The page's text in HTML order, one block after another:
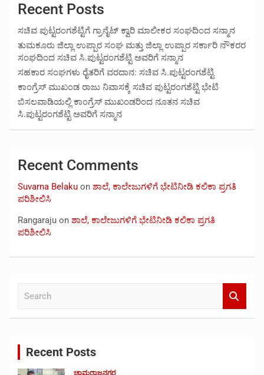
Recent Posts
ಸಚಿವ ಪುಟ್ಟರಂಗಶೆಟ್ಟಿಗೆ ಗ್ರಾನೈಟ್ ಕ್ವಾರಿ ಮಾಲೀಕರ ಸಂಘದಿಂದ ಸನ್ಮಾನ
ತುಮಕೂರು ಜಿಲ್ಲಾ ಉಪ್ಪಾರ ಸಂಘ ಮತ್ತು ಜಿಲ್ಲಾ ಉಪ್ಪಾರ ಸರ್ಕಾರಿ ನೌಕರರ
ಸಂಘದಿಂದ ಸಚಿವ ಸಿ.ಪುಟ್ಟರಂಗಶೆಟ್ಟಿ ಅವರಿಗೆ ಸನ್ಮಾನ
ಸಹಕಾರ ಸಂಘಗಳು ರೈತರಿಗೆ ವರದಾನ: ಸಚಿವ ಸಿ.ಪುಟ್ಟರಂಗಶೆಟ್ಟಿ
ಕಾಂಗ್ರೆಸ್ ಮುಖಂಡ ರಾಜು ನಿವಾಸಕ್ಕೆ ಸಚಿವ ಪುಟ್ಟರಂಗಶೆಟ್ಟಿ ಭೇಟಿ
ಬಿಸಲವಾಡಿಯಲ್ಲಿ ಕಾಂಗ್ರೆಸ್ ಮುಖಂಡರಿಂದ ನೂತನ ಸಚಿವ
ಸಿ.ಪುಟ್ಟರಂಗಶೆಟ್ಟಿ ಅವರಿಗೆ ಸನ್ಮಾನ
Recent Comments
Suvarna Belaku on ಶಾಲೆ, ಕಾಲೇಜುಗಳಿಗೆ ಭೇಟಿನೀಡಿ ಕಲಿಕಾ ಪ್ರಗತಿ
ಪರಿಶೀಲಿಸಿ
Rangaraju on ಶಾಲೆ, ಕಾಲೇಜುಗಳಿಗೆ ಭೇಟಿನೀಡಿ ಕಲಿಕಾ ಪ್ರಗತಿ
ಪರಿಶೀಲಿಸಿ
Recent Posts